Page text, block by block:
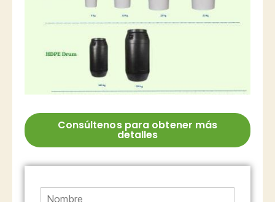
Consúltenos para obtener más
detalles